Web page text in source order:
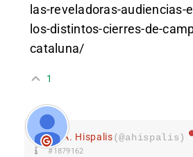
las-reveladoras-audiencias-
los-distintos-cierres-de-
cataluna/
1
A. Hispalis(@ahispalis)
#1879162